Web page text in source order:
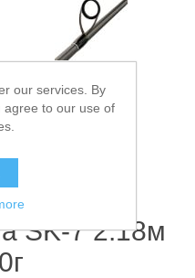
средства
SK-7 2.18м
our services. By
agree to our use of